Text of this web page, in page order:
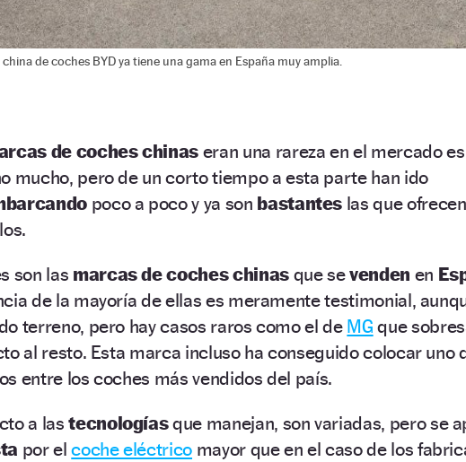
de coches BYD ya tiene una gama en España muy amplia.
de coches chinaseran una rareza en el mercado
mucho, pero de un corto tiempo a esta parte han ido
poco a poco y ya son bastantes las que
son las marcas de coches chinas que sevenden en
de la mayoría de ellas es meramente testimonial,
terreno, pero hay casos raros como el de MG que
al resto. Esta marca incluso ha conseguido colocar uno
entre los coches más vendidos del país.
a lastecnologíasque manejan, son variadas, pero se
por elcoche eléctrico mayor que en el caso de los